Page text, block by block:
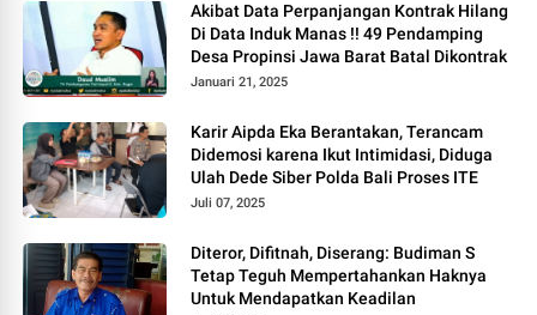
Akibat Data Perpanjangan Kontrak Hilang
Di Data Induk Manas !! 49 Pendamping
Desa Propinsi Jawa Barat Batal Dikontrak
Januari 21, 2025
Karir Aipda Eka Berantakan, Terancam
Didemosi karena Ikut Intimidasi, Diduga
Ulah Dede Siber Polda Bali Proses ITE
Juli 07, 2025
Diteror, Difitnah, Diserang: Budiman S
Tetap Teguh Mempertahankan Haknya
Untuk Mendapatkan Keadilan